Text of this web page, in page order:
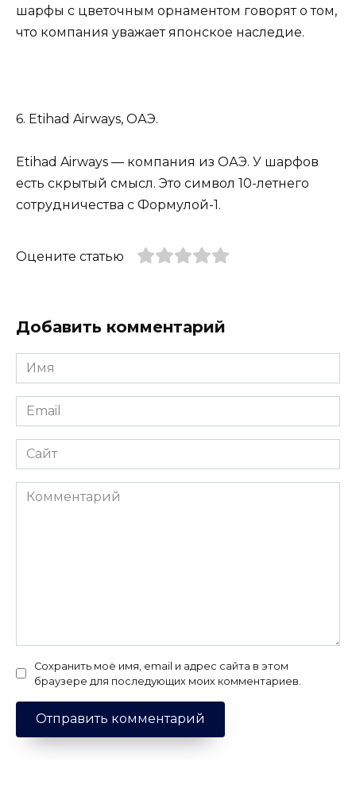
шарфы с цветочным орнаментом говорят о том,
что компания уважает японское наследие.
6. Etihad Airways, ОАЭ.
Etihad Airways — компания из ОАЭ. У шарфов
есть скрытый смысл. Это символ 10-летнего
сотрудничества с Формулой-1.
Оцените статью
Добавить комментарий
Имя
*
Email
*
Сайт
Комментарий
Сохранить моё имя, email и адрес сайта в этом
браузере для последующих моих комментариев.